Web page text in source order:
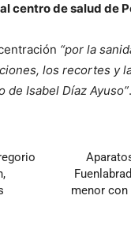
centro de salud de
“por la
los recortes y
Isabel Díaz Ayuso”.
menor